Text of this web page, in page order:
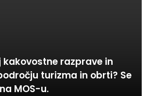
kakovostne razprave in
turizma in obrti? Se
MOS-u.